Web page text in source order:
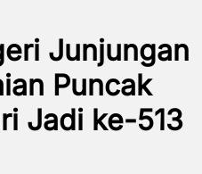
Junjungan
Puncak
Jadi ke-513